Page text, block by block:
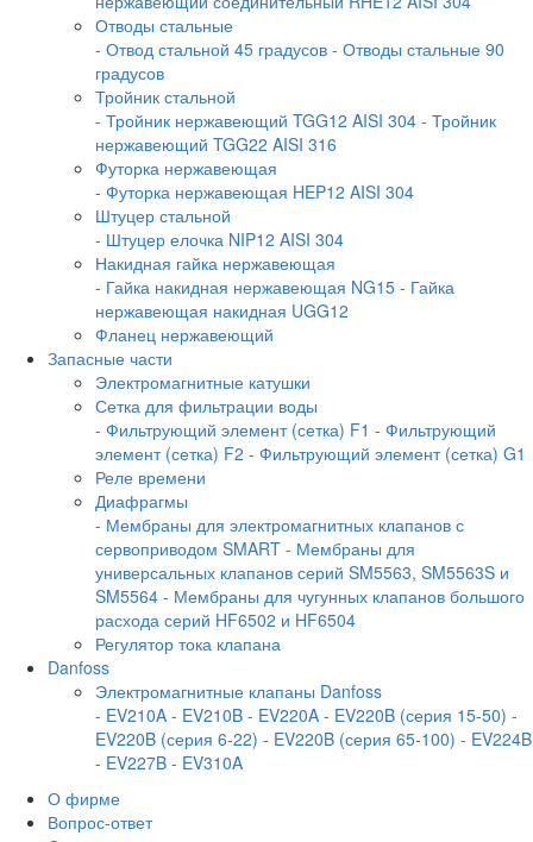
Отводы стальные
- Отвод стальной 45 градусов - Отводы стальные 90
градусов
Тройник стальной
- Тройник нержавеющий TGG12 AISI 304 - Тройник
нержавеющий TGG22 AISI 316
Футорка нержавеющая
- Футорка нержавеющая HEP12 AISI 304
Штуцер стальной
- Штуцер елочка NIP12 AISI 304
Накидная гайка нержавеющая
- Гайка накидная нержавеющая NG15 - Гайка
нержавеющая накидная UGG12
Фланец нержавеющий
Запасные части
Электромагнитные катушки
Сетка для фильтрации воды
- Фильтрующий элемент (сетка) F1 - Фильтрующий
элемент (сетка) F2 - Фильтрующий элемент (сетка) G1
Реле времени
Диафрагмы
- Мембраны для электромагнитных клапанов с
сервоприводом SMART - Мембраны для
универсальных клапанов серий SM5563, SM5563S и
SM5564 - Мембраны для чугунных клапанов большого
расхода серий HF6502 и HF6504
Регулятор тока клапана
Danfoss
Электромагнитные клапаны Danfoss
- EV210A - EV210B - EV220A - EV220B (серия 15-50) -
EV220B (серия 6-22) - EV220B (серия 65-100) - EV224B
- EV227B - EV310A
О фирме
Вопрос-ответ